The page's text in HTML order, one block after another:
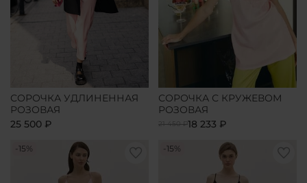
СОРОЧКА УДЛИНЕННАЯ
РОЗОВАЯ
25 500 ₽
СОРОЧКА С КРУЖЕВОМ
РОЗОВАЯ
21 450 ₽18 233 ₽
-15% -15%